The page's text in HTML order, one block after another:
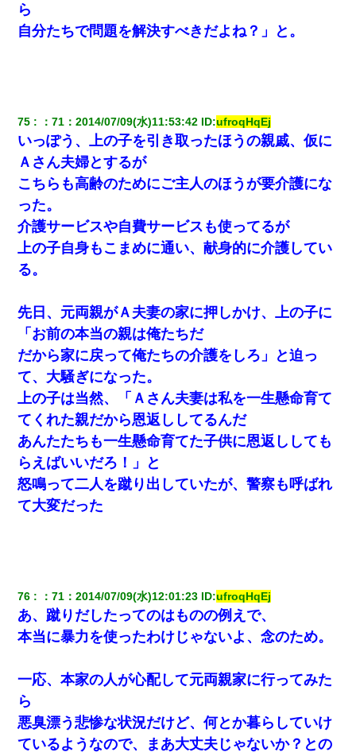
小学生の息子が急に様子がおかしくなった。私「理由を聞いても
『わかんない！』って怒鳴り付けてくるし、困っってる」旦那
「話してみるよ」→ 後日・・・
旦那が長男のDNA鑑定をしたら血縁関係0%だった。旦那「やっぱ
りウワキしてたんだな…」長男「俺は誰の子供なの？」長女・次
男「ウワキ女！」
友人「酒の勢いで女先輩をホテルに連れ込んだｗｗｗｗｗ」俺
「…」
隣の部屋の住民の母親、オートロックを突破してマンションに入
り込んできたみたいで、ずっとドアの前で喚いてて滅茶苦茶うる
さかった。
嫁の妹（26歳）がずっとウチに泊まりに来た結果→俺がヤバイｗ
ｗｗｗｗｗｗｗ
父が他界→父のフリン相手『どうか相続を放棄して下さい、昔の
ことは謝ります。ごめんなさい…』私「お子さんはフリン略奪婚
って知ってるの？」相手『 』結果→
【画像】女上司(30)「終電なくなったね…部屋くる？」ワイ「行
きます！」
高1のとき男に襲われ、不妊の叔母に頼まれて出産。→叔母夫婦が
養子縁組してアメリカに子供を連れ帰った。→9・11で叔母夫婦が
亡くなってしまい…
嫁が涙声で『会いたいね』とか言っているのが聞こえた。俺「こ
んな時間に誰と電話してんの？」嫁「ごめんなさい…！（大号
泣」俺（キターー）→
う。会社「仕事がハードだし田舎で娯楽も少ないからキツイの
か…」→ 実際は違った
ワイアラサー主婦、昨晩久しぶりに夫と致した結果ｗｗｗｗｗ
ら
自分たちで問題を解決すべきだよね？」と。
75 ：71 ：2014/07/09(水)11:53:42 ID:ufroqHqEj
いっぽう、上の子を引き取ったほうの親戚、仮に
Ａさん夫婦とするが
こちらも高齢のためにご主人のほうが要介護にな
った。
介護サービスや自費サービスも使ってるが
上の子自身もこまめに通い、献身的に介護してい
る。
先日、元両親がＡ夫妻の家に押しかけ、上の子に
「お前の本当の親は俺たちだ
だから家に戻って俺たちの介護をしろ」と迫っ
て、大騒ぎになった。
上の子は当然、「Ａさん夫妻は私を一生懸命育て
てくれた親だから恩返ししてるんだ
あんたたちも一生懸命育てた子供に恩返ししても
らえばいいだろ！」と
怒鳴って二人を蹴り出していたが、警察も呼ばれ
て大変だった
76 ：71 ：2014/07/09(水)12:01:23 ID:ufroqHqEj
あ、蹴りだしたってのはものの例えで、
本当に暴力を使ったわけじゃないよ、念のため。
一応、本家の人が心配して元両親家に行ってみた
ら
悪臭漂う悲惨な状況だけど、何とか暮らしていけ
ているようなので、まあ大丈夫じゃないか？との